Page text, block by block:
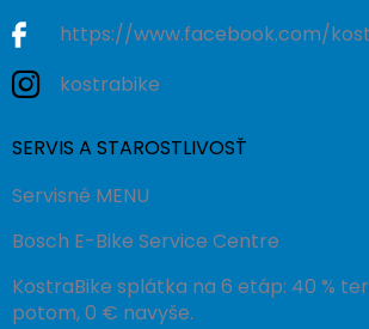
https://www.facebook.com/
kostrabike
SERVIS A STAROSTLIVOSŤ
Servisné MENU
Bosch E-Bike Service Centre
KostraBike splátka na 6 etáp: 40 %
potom, 0 € navyše.